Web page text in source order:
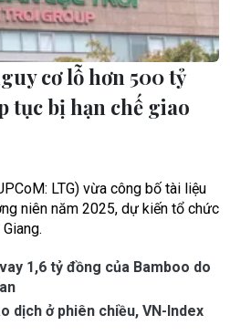
cơ lỗ hơn 500 tỷ
tục bị hạn chế giao
LTG) vừa công bố tài liệu
niên năm 2025, dự kiến tổ chức
1,6 tỷ đồng của Bamboo do
dịch ở phiên chiều, VN-Index